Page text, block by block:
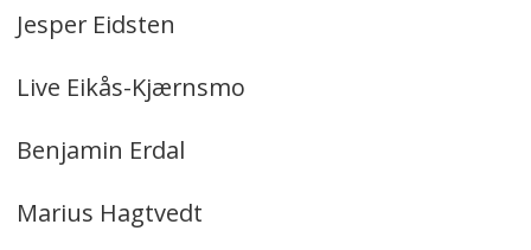
Jesper Eidsten
Live Eikås-Kjærnsmo
Benjamin Erdal
Marius Hagtvedt